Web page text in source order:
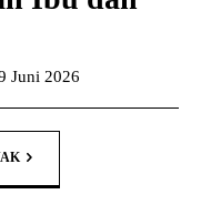
Juni 2026